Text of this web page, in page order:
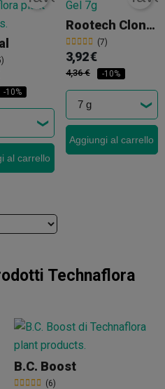
-10%
al carrello
Rootech Cloning Gel
(7)
3,92 €
4,36 € -10%
Aggiungi al carrello
Technaflora
B.C. Boost
(6)